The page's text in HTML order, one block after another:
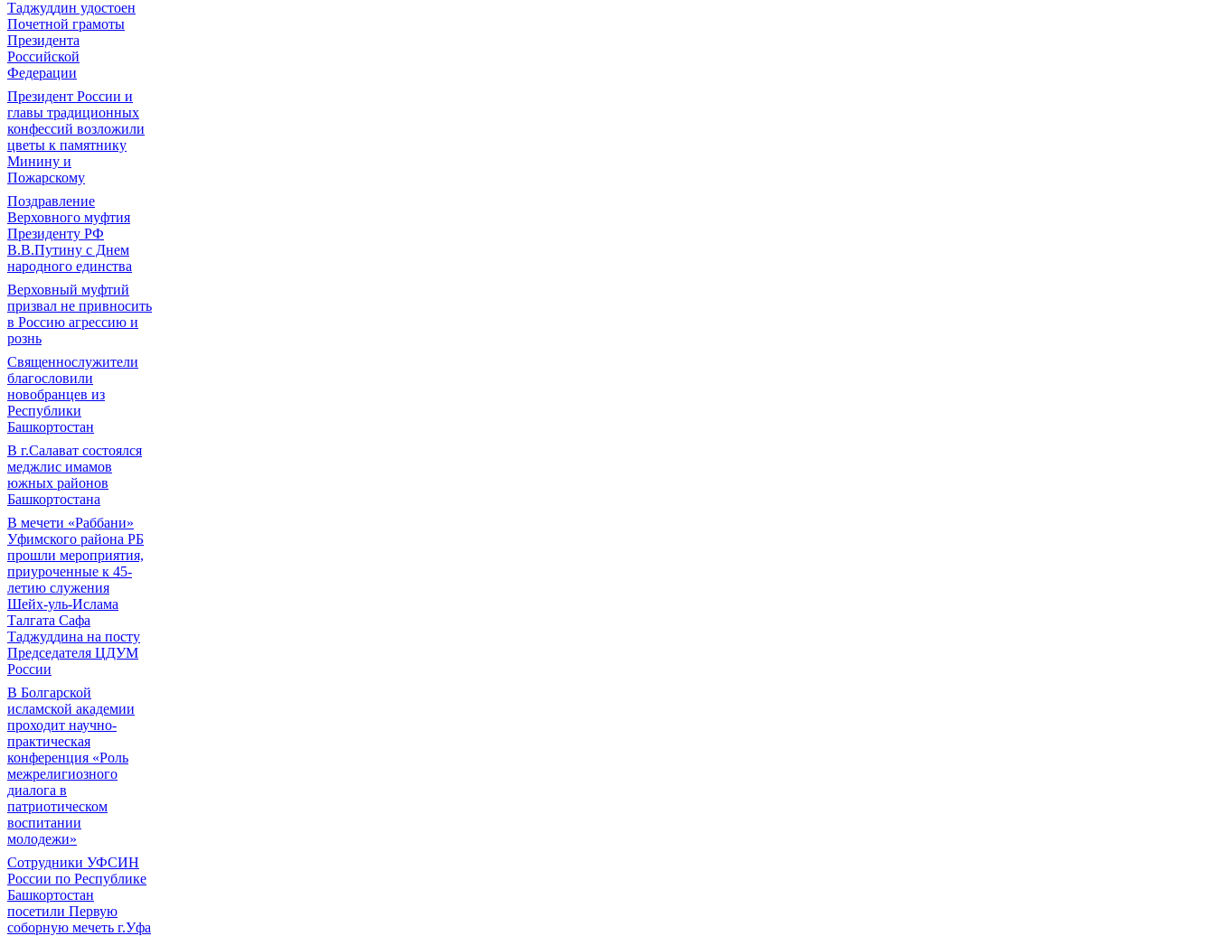
Таджуддин удостоен
Почетной грамоты
Президента
Российской
Федерации
Президент России и
главы традиционных
конфессий возложили
цветы к памятнику
Минину и
Пожарскому
Поздравление
Верховного муфтия
Президенту РФ
В.В.Путину с Днем
народного единства
Верховный муфтий
призвал не привносить
в Россию агрессию и
рознь
Священнослужители
благословили
новобранцев из
Республики
Башкортостан
В г.Салават состоялся
меджлис имамов
южных районов
Башкортостана
В мечети «Раббани»
Уфимского района РБ
прошли мероприятия,
приуроченные к 45-
летию служения
Шейх-уль-Ислама
Талгата Сафа
Таджуддина на посту
Председателя ЦДУМ
России
В Болгарской
исламской академии
проходит научно-
практическая
конференция «Роль
межрелигиозного
диалога в
патриотическом
воспитании
молодежи»
Сотрудники УФСИН
России по Республике
Башкортостан
посетили Первую
соборную мечеть г.Уфа